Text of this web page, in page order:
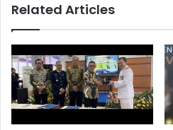
Related Articles